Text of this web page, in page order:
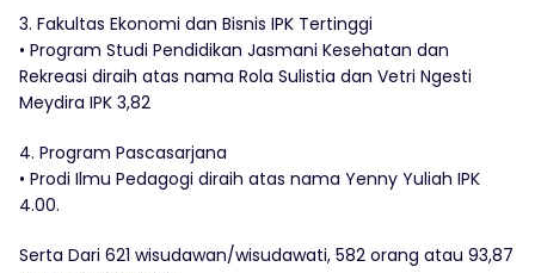
3. Fakultas Ekonomi dan Bisnis IPK Tertinggi
• Program Studi Pendidikan Jasmani Kesehatan dan
Rekreasi diraih atas nama Rola Sulistia dan Vetri Ngesti
Meydira IPK 3,82
4. Program Pascasarjana
• Prodi Ilmu Pedagogi diraih atas nama Yenny Yuliah IPK
4.00.
Serta Dari 621 wisudawan/wisudawati, 582 orang atau 93,87